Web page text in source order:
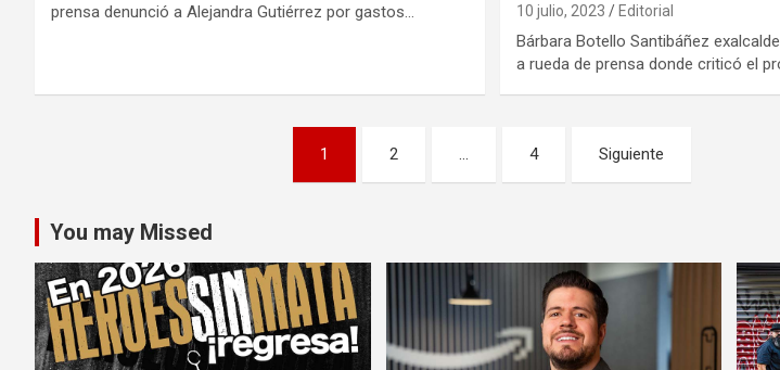
prensa denunció a Alejandra Gutiérrez por gastos…
10 julio, 2023 Editorial
Bárbara Botello Santibáñez
a rueda de prensa donde criticó el
entradas
1 2 … 4 Siguiente
You may Missed